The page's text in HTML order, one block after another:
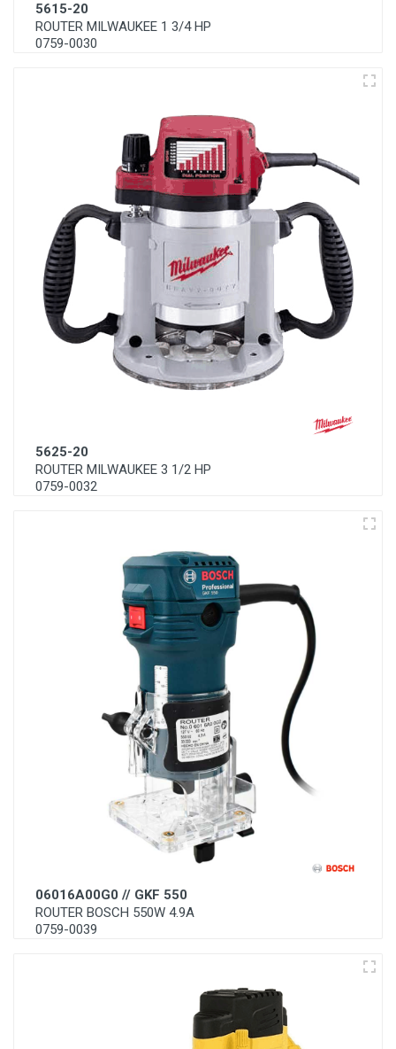
5615-20
ROUTER MILWAUKEE 1 3/4 HP
0759-0030
5625-20
ROUTER MILWAUKEE 3 1/2 HP
0759-0032
06016A00G0 // GKF 550
ROUTER BOSCH 550W 4.9A
0759-0039